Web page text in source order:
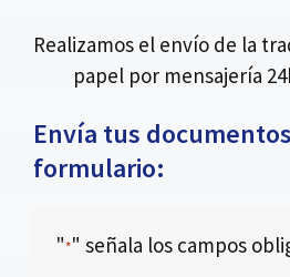
Realizamos el envío de la
papel por mensajería
Envía tus
formulario:
"*" señala los campos